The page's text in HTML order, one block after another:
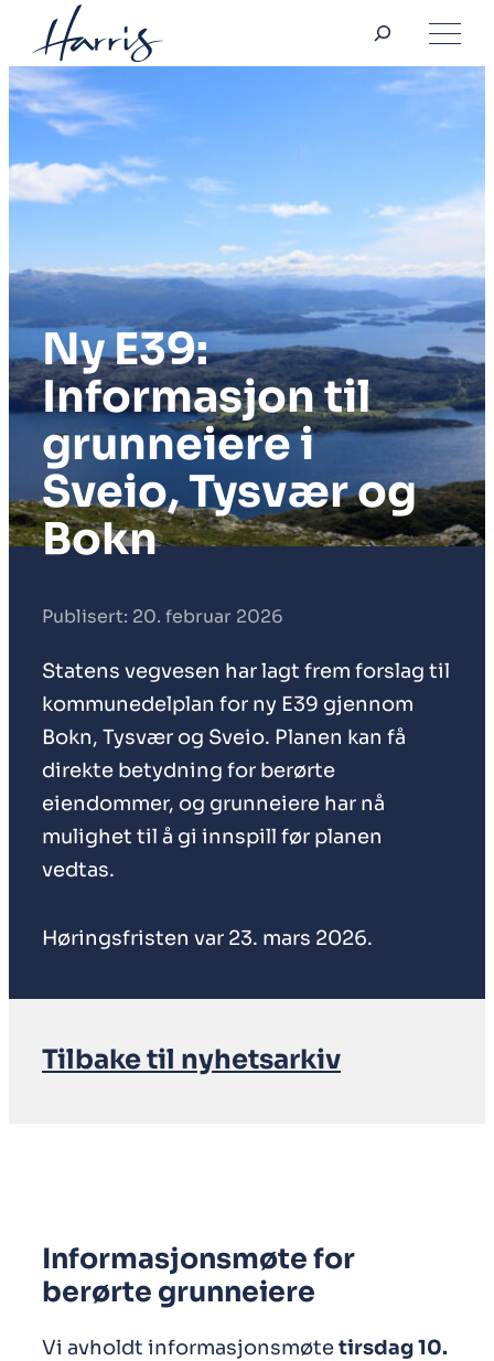
Hopp
til
Søk
Ny E39:
Informasjon til
grunneiere i
Sveio, Tysvær og
Bokn
Publisert: 20. februar 2026
Statens vegvesen har lagt frem forslag til
kommunedelplan for ny E39 gjennom
Bokn, Tysvær og Sveio. Planen kan få
direkte betydning for berørte
eiendommer, og grunneiere har nå
mulighet til å gi innspill før planen
vedtas.
Høringsfristen var 23. mars 2026.
Tilbake til nyhetsarkiv
Informasjonsmøte for
berørte grunneiere
Vi avholdt informasjonsmøtetirsdag 10.